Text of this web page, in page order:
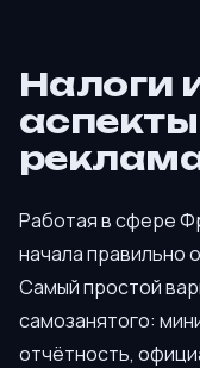
Налоги
Работая в сфере
начала правильно
Самый простой
самозанятого:
отчётность,